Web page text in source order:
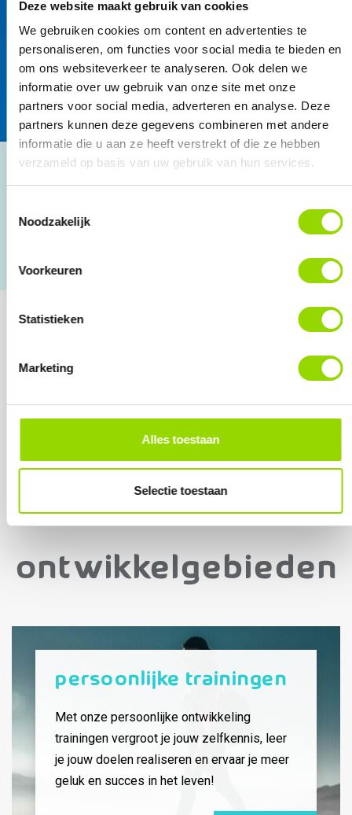
Deze website maakt gebruik van cookies
We gebruiken cookies om content en advertenties te
personaliseren, om functies voor social media te bieden en
om ons websiteverkeer te analyseren. Ook delen we
informatie over uw gebruik van onze site met onze
partners voor social media, adverteren en analyse. Deze
partners kunnen deze gegevens combineren met andere
informatie die u aan ze heeft verstrekt of die ze hebben
verzameld op basis van uw gebruik van hun services.
Noodzakelijk
Voorkeuren
Statistieken
Marketing
Alles toestaan
Selectie toestaan
Ruim 30 jaar ervaring
Ontwikkelgebieden
Persoonlijke trainingen
Met onze persoonlijke ontwikkeling
trainingen vergroot je jouw zelfkennis, leer
je jouw doelen realiseren en ervaar je meer
geluk en succes in het leven!